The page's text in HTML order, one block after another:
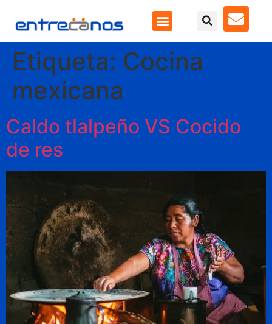
Etiqueta: Cocina
mexicana
Caldo tlalpeño VS Cocido
de res